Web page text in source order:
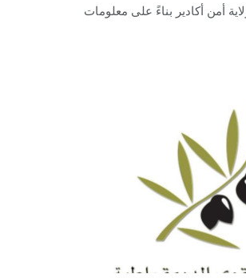
أمن أكادير بناءً على معلومات